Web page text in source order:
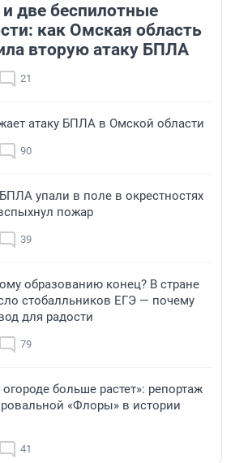
две беспилотные
как Омская область
вторую атаку БПЛА
21
атаку БПЛА в Омской области
90
упали в поле в окрестностях
пожар
39
образованию конец? В стране
стобалльников ЕГЭ — почему
для радости
79
больше растет»: репортаж
«Флоры» в истории
41